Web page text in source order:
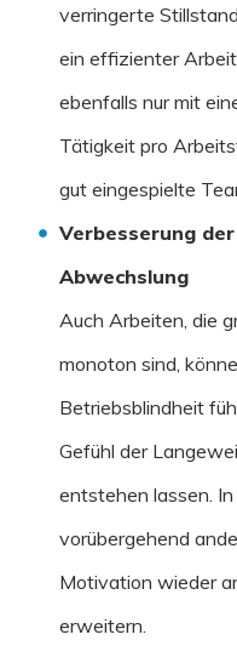
verringerte
ein effizienter
ebenfalls nur mit
Tätigkeit pro
gut eingespielte
Verbesserung
Abwechslung
Auch Arbeiten, die
monoton sind,
Betriebsblindheit
Gefühl der
entstehen lassen. In
vorübergehend
Motivation wieder
erweitern.